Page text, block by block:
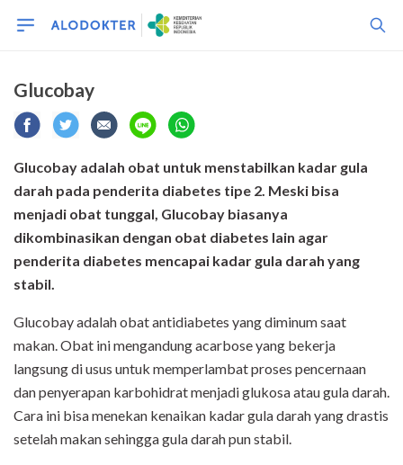
Glucobay
Glucobay adalah obat untuk menstabilkan kadar gula
darah pada penderita diabetes tipe 2. Meski bisa
menjadi obat tunggal, Glucobay biasanya
dikombinasikan dengan obat diabetes lain agar
penderita diabetes mencapai kadar gula darah yang
stabil.
Glucobay adalah obat antidiabetes yang diminum saat
makan. Obat ini mengandung acarbose yang bekerja
langsung di usus untuk memperlambat proses pencernaan
dan penyerapan karbohidrat menjadi glukosa atau gula darah.
Cara ini bisa menekan kenaikan kadar gula darah yang drastis
setelah makan sehingga gula darah pun stabil.